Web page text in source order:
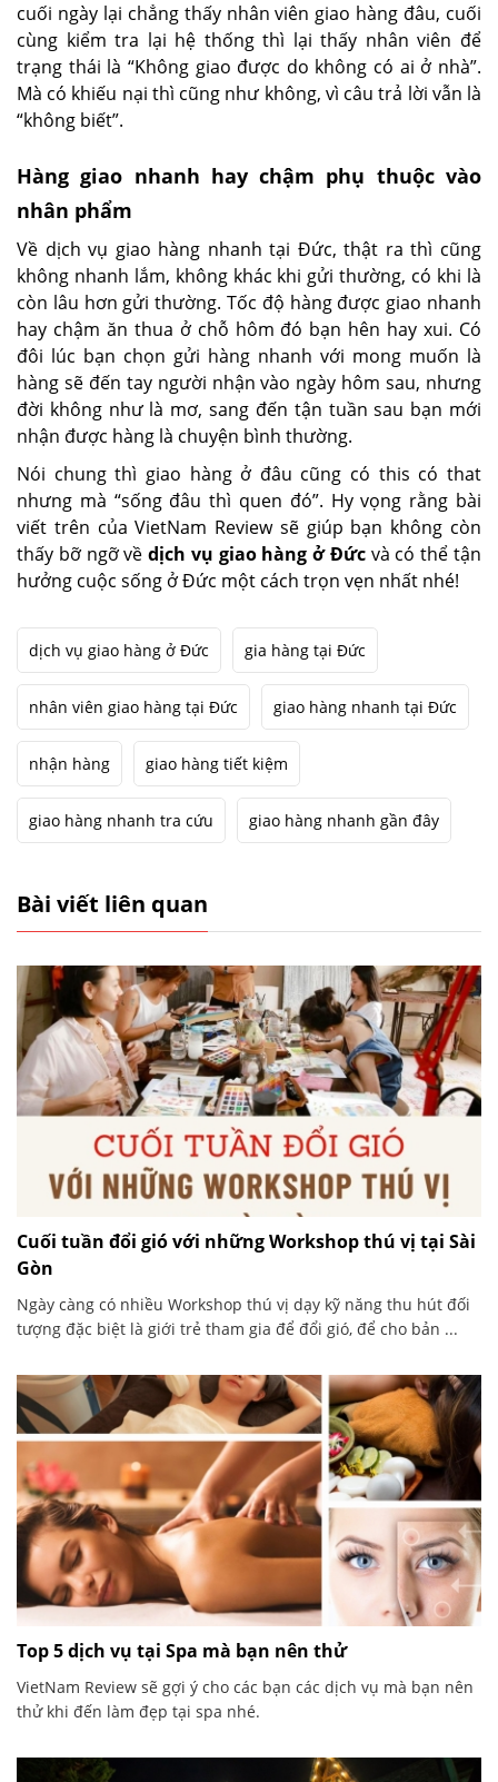
cuối ngày lại chẳng thấy nhân viên giao hàng đâu, cuối
cùng kiểm tra lại hệ thống thì lại thấy nhân viên để
trạng thái là “Không giao được do không có ai ở nhà”.
Mà có khiếu nại thì cũng như không, vì câu trả lời vẫn là
“không biết”.
Hàng giao nhanh hay chậm phụ thuộc vào
nhân phẩm
Về dịch vụ giao hàng nhanh tại Đức, thật ra thì cũng
không nhanh lắm, không khác khi gửi thường, có khi là
còn lâu hơn gửi thường. Tốc độ hàng được giao nhanh
hay chậm ăn thua ở chỗ hôm đó bạn hên hay xui. Có
đôi lúc bạn chọn gửi hàng nhanh với mong muốn là
hàng sẽ đến tay người nhận vào ngày hôm sau, nhưng
đời không như là mơ, sang đến tận tuần sau bạn mới
nhận được hàng là chuyện bình thường.
Nói chung thì giao hàng ở đâu cũng có this có that
nhưng mà “sống đâu thì quen đó”. Hy vọng rằng bài
viết trên của VietNam Review sẽ giúp bạn không còn
thấy bỡ ngỡ vềdịch vụ giao hàng ở Đức và có thể tận
hưởng cuộc sống ở Đức một cách trọn vẹn nhất nhé!
dịch vụ giao hàng ở Đức gia hàng tại Đức
nhân viên giao hàng tại Đức giao hàng nhanh tại Đức
nhận hàng giao hàng tiết kiệm
giao hàng nhanh tra cứu giao hàng nhanh gần đây
Bài viết liên quan
Cuối tuần đổi gió với những Workshop thú vị tại Sài
Gòn
Ngày càng có nhiều Workshop thú vị dạy kỹ năng thu hút đối
tượng đặc biệt là giới trẻ tham gia để đổi gió, để cho bản ...
Top 5 dịch vụ tại Spa mà bạn nên thử
VietNam Review sẽ gợi ý cho các bạn các dịch vụ mà bạn nên
thử khi đến làm đẹp tại spa nhé.